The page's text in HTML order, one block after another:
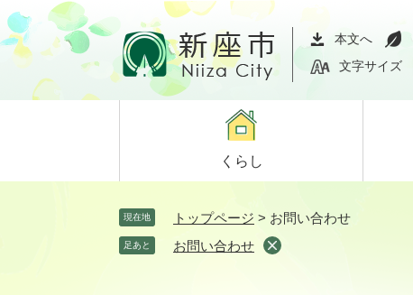
ペ
ー
ジ
メ
ニ
ュ
て
本文へ
文字サイズ
くらし
現在地 トップページ > お問い合わせ
足あと お問い合わせ